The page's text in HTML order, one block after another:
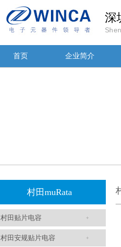
深
首页 企业简介
村田muRata
村田贴片电容
村田安规贴片电容